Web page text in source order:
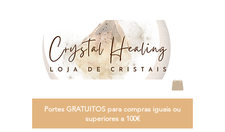
Portes GRATUITOS para compras iguais ou
superiores a 100€